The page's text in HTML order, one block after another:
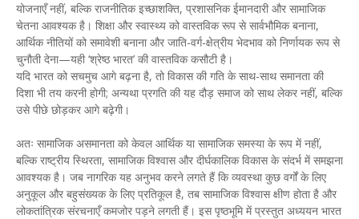
योजनाएँ नहीं, बल्कि राजनीतिक इच्छाशक्ति, प्रशासनिक ईमानदारी और सामाजिक
चेतना आवश्यक है। शिक्षा और स्वास्थ्य को वास्तविक रूप से सार्वभौमिक बनाना,
आर्थिक नीतियों को समावेशी बनाना और जाति-वर्ग-क्षेत्रीय भेदभाव को निर्णायक रूप से
चुनौती देना—यही ‘श्रेष्ठ भारत’ की वास्तविक कसौटी है।
यदि भारत को सचमुच आगे बढ़ना है, तो विकास की गति के साथ-साथ समानता की
दिशा भी तय करनी होगी; अन्यथा प्रगति की यह दौड़ समाज को साथ लेकर नहीं, बल्कि
उसे पीछे छोड़कर आगे बढ़ेगी।
अतः सामाजिक असमानता को केवल आर्थिक या सामाजिक समस्या के रूप में नहीं,
बल्कि राष्ट्रीय स्थिरता, सामाजिक विश्वास और दीर्घकालिक विकास के संदर्भ में समझना
आवश्यक है। जब नागरिक यह अनुभव करने लगते हैं कि व्यवस्था कुछ वर्गों के लिए
अनुकूल और बहुसंख्यक के लिए प्रतिकूल है, तब सामाजिक विश्वास क्षीण होता है और
लोकतांत्रिक संरचनाएँ कमजोर पड़ने लगती हैं। इस पृष्ठभूमि में प्रस्तुत अध्ययन भारत